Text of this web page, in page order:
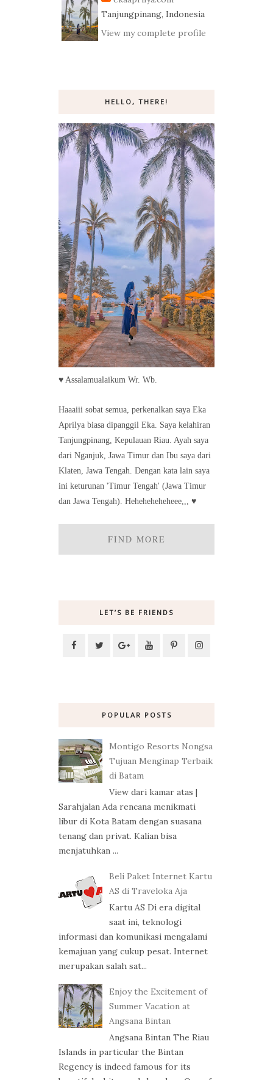
Tanjungpinang, Indonesia
View my complete profile
HELLO, THERE!
♥ Assalamualaikum Wr. Wb.
Haaaiii sobat semua, perkenalkan saya Eka
Aprilya biasa dipanggil Eka. Saya kelahiran
Tanjungpinang, Kepulauan Riau. Ayah saya
dari Nganjuk, Jawa Timur dan Ibu saya dari
Klaten, Jawa Tengah. Dengan kata lain saya
ini keturunan 'Timur Tengah' (Jawa Timur
dan Jawa Tengah). Heheheheheheee,,, ♥
FIND MORE
LET’S BE FRIENDS
POPULAR POSTS
Montigo Resorts Nongsa
Tujuan Menginap Terbaik
di Batam
View dari kamar atas |
Sarahjalan Ada rencana menikmati
libur di Kota Batam dengan suasana
tenang dan privat. Kalian bisa
menjatuhkan ...
Beli Paket Internet Kartu
AS di Traveloka Aja
Kartu AS Di era digital
saat ini, teknologi
informasi dan komunikasi mengalami
kemajuan yang cukup pesat. Internet
merupakan salah sat...
Enjoy the Excitement of
Summer Vacation at
Angsana Bintan
Angsana Bintan The Riau
Islands in particular the Bintan
Regency is indeed famous for its